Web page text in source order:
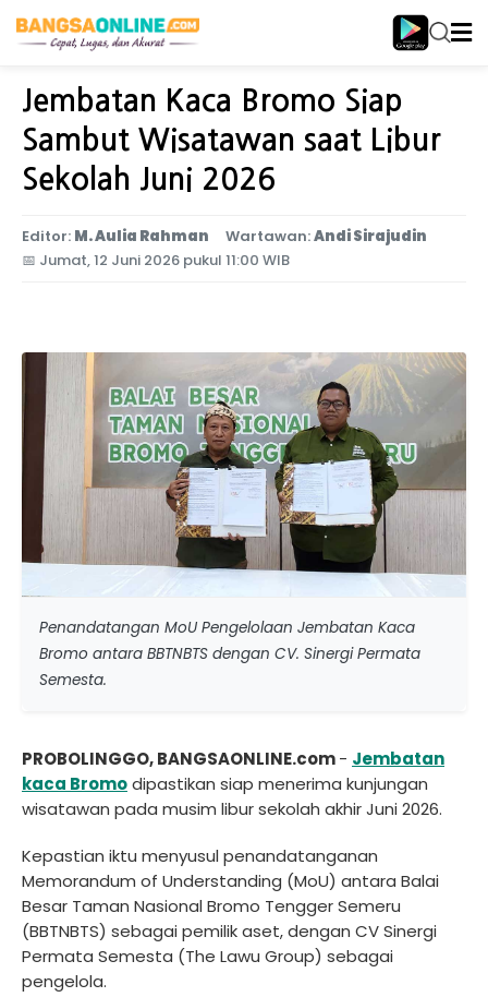
Home Jawa Timur
Jembatan Kaca Bromo Siap
Sambut Wisatawan saat Libur
Sekolah Juni 2026
Editor: M. Aulia Rahman Wartawan:Andi Sirajudin
📅 Jumat, 12 Juni 2026 pukul 11:00 WIB
Penandatangan MoU Pengelolaan Jembatan Kaca
Bromo antara BBTNBTS dengan CV. Sinergi Permata
Semesta.
PROBOLINGGO, BANGSAONLINE.com- Jembatan
kaca Bromodipastikan siap menerima kunjungan
wisatawan pada musim libur sekolah akhir Juni 2026.
Kepastian iktu menyusul penandatanganan
Memorandum of Understanding (MoU) antara Balai
Besar Taman Nasional Bromo Tengger Semeru
(BBTNBTS) sebagai pemilik aset, dengan CV Sinergi
Permata Semesta (The Lawu Group) sebagai
pengelola.